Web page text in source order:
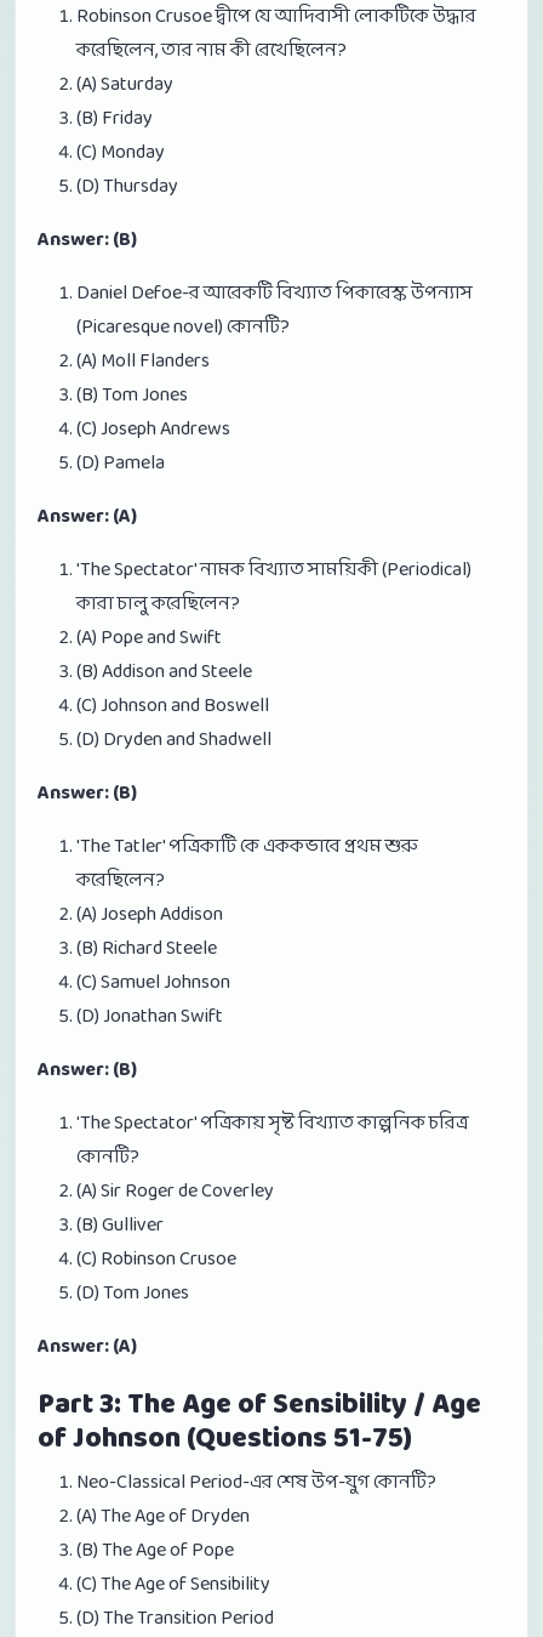
Robinson Crusoe দ্বীপে যে আদিবাসী লোকটিকে উদ্ধার
করেছিলেন, তার নাম কী রেখেছিলেন?
(A) Saturday
(B) Friday
(C) Monday
(D) Thursday
Answer: (B)
Daniel Defoe-র আরেকটি বিখ্যাত পিকারেস্ক উপন্যাস
(Picaresque novel) কোনটি?
(A) Moll Flanders
(B) Tom Jones
(C) Joseph Andrews
(D) Pamela
Answer: (A)
'The Spectator' নামক বিখ্যাত সাময়িকী (Periodical)
কারা চালু করেছিলেন?
(A) Pope and Swift
(B) Addison and Steele
(C) Johnson and Boswell
(D) Dryden and Shadwell
Answer: (B)
'The Tatler' পত্রিকাটি কে এককভাবে প্রথম শুরু
করেছিলেন?
(A) Joseph Addison
(B) Richard Steele
(C) Samuel Johnson
(D) Jonathan Swift
Answer: (B)
'The Spectator' পত্রিকায় সৃষ্ট বিখ্যাত কাল্পনিক চরিত্র
কোনটি?
(A) Sir Roger de Coverley
(B) Gulliver
(C) Robinson Crusoe
(D) Tom Jones
Answer: (A)
Part 3: The Age of Sensibility / Age
of Johnson (Questions 51-75)
Neo-Classical Period-এর শেষ উপ-যুগ কোনটি?
(A) The Age of Dryden
(B) The Age of Pope
(C) The Age of Sensibility
(D) The Transition Period